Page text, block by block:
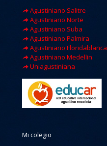
Agustiniano Salitre
Agustiniano Norte
Agustiniano Suba
Agustiniano Palmira
Agustiniano Floridablanca
Agustiniano Medellin
Uniagustiniana
Mi colegio